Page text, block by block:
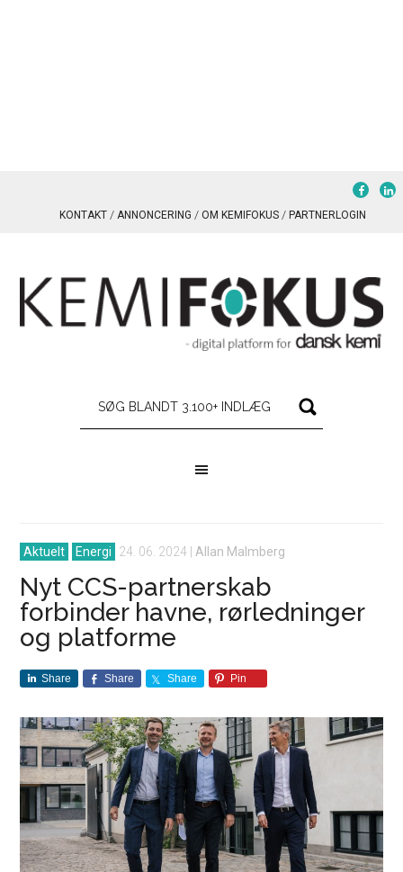
KONTAKT ANNONCERING OM KEMIFOKUS PARTNERLOGIN
Aktuelt Energi 24. 06. 2024 Allan Malmberg
Nyt CCS-partnerskab
forbinder havne, rørledninger
og platforme
Share Share Share Pin